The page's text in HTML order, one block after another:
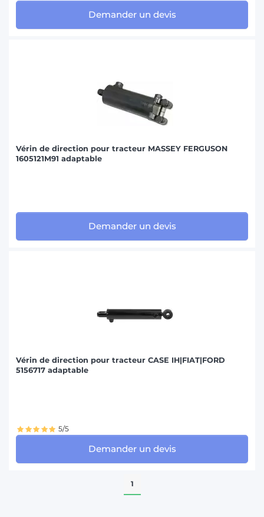
Demander un devis
Vérin de direction pour tracteur MASSEY FERGUSON
1605121M91 adaptable
Demander un devis
Vérin de direction pour tracteur CASE IH|FIAT|FORD
5156717 adaptable
5/5
Demander un devis
1